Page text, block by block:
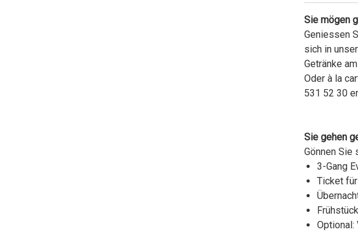
Sie mögen
Geniessen
sich in
Getränke
Oder à la
531 52 30
Sie gehen
Gönnen Sie
3-Gang
Ticket